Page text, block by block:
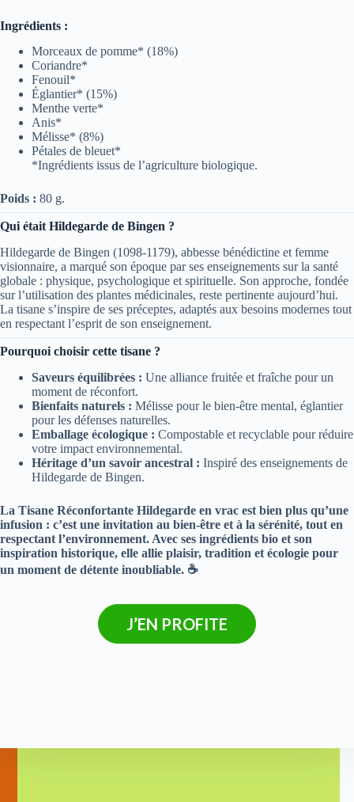
Ingrédients :
Morceaux de pomme* (18%)
Coriandre*
Fenouil*
Églantier* (15%)
Menthe verte*
Anis*
Mélisse* (8%)
Pétales de bleuet*
*Ingrédients issus de l’agriculture biologique.
Poids : 80 g.
Qui était Hildegarde de Bingen ?
Hildegarde de Bingen (1098-1179), abbesse bénédictine et femme
visionnaire, a marqué son époque par ses enseignements sur la santé
globale : physique, psychologique et spirituelle. Son approche, fondée
sur l’utilisation des plantes médicinales, reste pertinente aujourd’hui.
La tisane s’inspire de ses préceptes, adaptés aux besoins modernes tout
en respectant l’esprit de son enseignement.
Pourquoi choisir cette tisane ?
Saveurs équilibrées : Une alliance fruitée et fraîche pour un
moment de réconfort.
Bienfaits naturels : Mélisse pour le bien-être mental, églantier
pour les défenses naturelles.
Emballage écologique : Compostable et recyclable pour réduire
votre impact environnemental.
Héritage d’un savoir ancestral : Inspiré des enseignements de
Hildegarde de Bingen.
La Tisane Réconfortante Hildegarde en vrac est bien plus qu’une
infusion : c’est une invitation au bien-être et à la sérénité, tout en
respectant l’environnement. Avec ses ingrédients bio et son
inspiration historique, elle allie plaisir, tradition et écologie pour
un moment de détente inoubliable. ☕
J’EN PROFITE